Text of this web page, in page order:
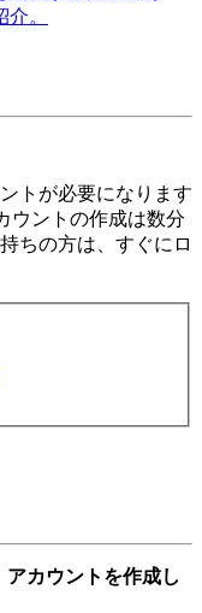
。
トが必要になります
ウントの作成は数分
ちの方は、すぐにロ
カウントを作成し